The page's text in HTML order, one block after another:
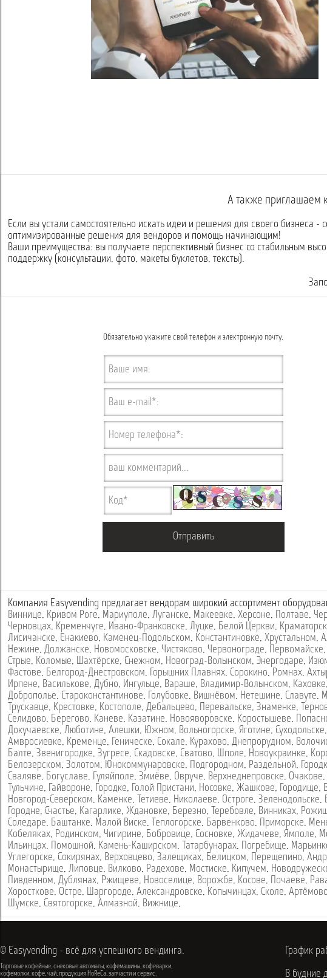
А также приглашаем
Если вы устали самостоятельно искать идеи и решения для своего бизнеса
оптимизированные решения для вендоров и помощь начинающим!
Ваши преимущества: вы получаете перспективный бизнес со стабильным
поддержку (консультации, фото, макеты буклетов, тексты).
Обязательно укажите свой телефон и электронную почту.
Компания Easyvending предлагает вендорам широкий ассортимент
Виннице, Кривом Роге, Мариуполе, Луганске, Макеевке, Херсоне, Полтаве,
Черновцах, Кременчуге, Ивано-Франковске, Луцке, Белой Церкви,
Лисичанске, Енакиево, Каменец-Подольском, Константиновке, Хрустальном,
Нежине, Должанске, Новомосковске, Чистяково, Червонограде, Первомайске,
Стрые, Коломые, Шахтёрске, Снежном, Новоград-Волынском, Энергодаре,
Фастове, Белгород-Днестровском, Горышних Плавнях, Сорокино, Ромнах,
Ирпене, Василькове, Дубно, Ингульце, Вараше, Владимир-Волынском, Каховке,
Доброполье, Староконстантинове, Голубовке, Вишнёвом, Нетешине, Славуте,
Трускавце, Крестовке, Костополе, Дебальцево, Перевальске, Знаменке,
Селидово, Берегово, Каневе, Казатине, Новояворовске, Коростышеве,
Докучаевске, Люботине, Алешки, Южном, Вольногорске, Яготине, Суходольске,
Амвросиевке, Кременце, Геническе, Сокале, Курахово, Днепрорудном,
Балте, Звенигородке, Зугресе, Скадовске, Сватово, Шполе, Новоукраинке,
Белозерском, Золотом, Юнокоммунаровске, Подгородном, Раздельной,
Сваляве, Богуславе, Гуляйполе, Змиёве, Овруче, Верхнеднепровске, Очакове,
Тульчине, Гайвороне, Городке, Голой Пристани, Носовке, Жашкове, Городище,
Новгород-Северском, Каменке, Тетиеве, Николаеве, Остроге, Зеленодольске,
Городне, Счастье, Кагарлике, Ждановке, Березно, Теребовле, Винниках,
Соледаре, Баштанке, Малой Виске, Теплогорске, Барвенково, Приморске,
Кобеляках, Родинском, Чигирине, Бобровице, Сосновке, Жидачеве, Ямполе,
Ильинцах, Помошной, Камень-Каширском, Татарбунарах, Погребище,
Углегорске, Сокирянах, Верховцево, Залещиках, Белицком, Перещепино,
Монастырище, Липовце, Вилково, Радехове, Мостиске, Кипучем,
Пивденном, Дублянах, Ржищеве, Новоселице, Ворожбе, Косове, Почаеве,
Хоросткове, Остре, Шаргороде, Александровске, Копычинцах, Сколе, Артёмово
Шумске, Святогорске, Алмазной, Вижнице,
© Easyvending - всё для успешного вендинга.
Торговые кофейные, снековые автоматы, кофемашины, кофеварки,
кофемолки, кофе, чай, продукция HoReCa, запчасти и сервис.
График
В будние